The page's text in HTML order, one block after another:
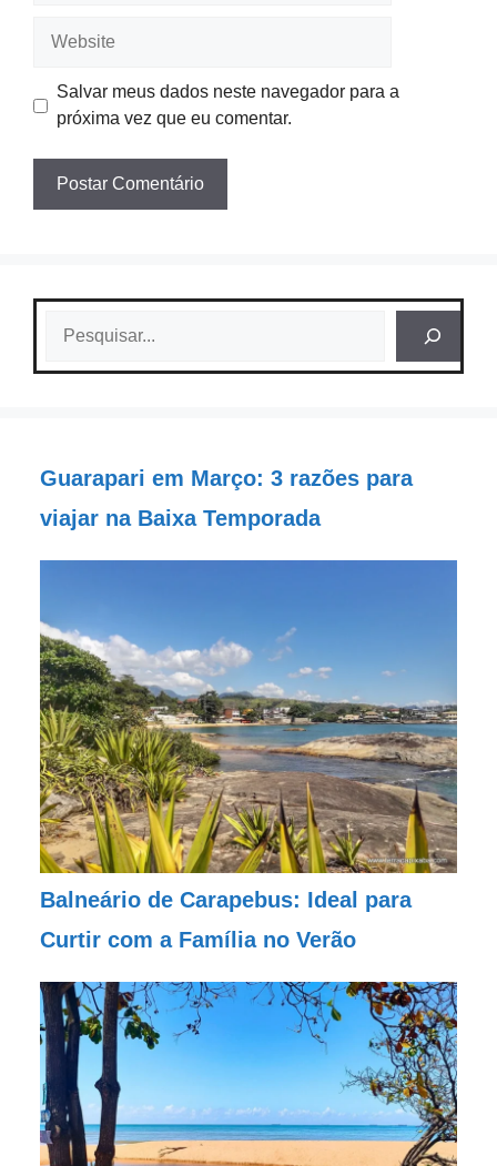
Salvar meus dados neste navegador para a
próxima vez que eu comentar.
Guarapari em Março: 3 razões para
viajar na Baixa Temporada
Balneário de Carapebus: Ideal para
Curtir com a Família no Verão